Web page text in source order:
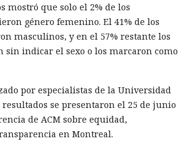
mostró que solo el 2% de los
género femenino. El 41% de los
masculinos, y en el 57% restante los
sin indicar el sexo o los marcaron como
por especialistas de la Universidad
resultados se presentaron el 25 de junio
de ACM sobre equidad,
en Montreal.